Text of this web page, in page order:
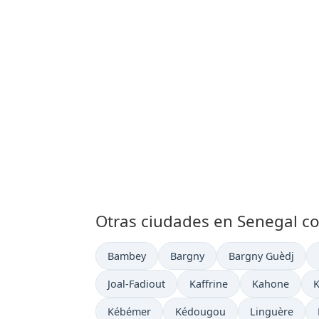
Otras ciudades en Senegal
Hora actual en
Bambey Hora actual en
Bargny Hora actual en
Bargny Guèdj
Hora actual en
Joal-Fadiout Hora actual en
Kaffrine Hora actual
Kahone
Hora actual en
Kébémer Hora actual en
Kédougou Hora actual en
Linguère